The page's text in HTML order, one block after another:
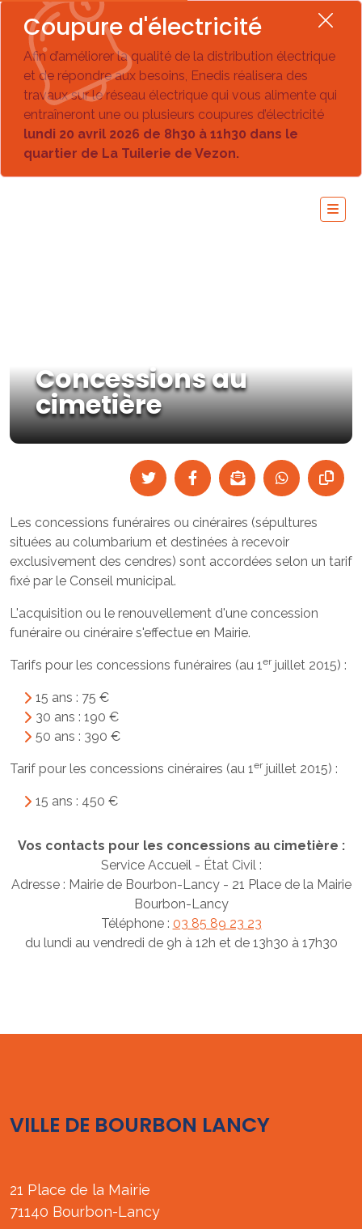
Coupure d'électricité
Afin d’améliorer la qualité de la distribution électrique
et de répondre aux besoins, Enedis réalisera des
travaux sur le réseau électrique qui vous alimente qui
entraîneront une ou plusieurs coupures d’électricité
lundi 20 avril 2026 de 8h30 à 11h30 dans le
quartier de La Tuilerie de Vezon.
Concessions au
cimetière
Les concessions funéraires ou cinéraires (sépultures
situées au columbarium et destinées à recevoir
exclusivement des cendres) sont accordées selon un tarif
fixé par le Conseil municipal.
L'acquisition ou le renouvellement d'une concession
funéraire ou cinéraire s'effectue en Mairie.
Tarifs pour les concessions funéraires (au 1 erjuillet 2015) :
15 ans : 75 €
30 ans : 190 €
50 ans : 390 €
Tarif pour les concessions cinéraires (au 1 erjuillet 2015) :
15 ans : 450 €
Vos contacts pour les concessions au cimetière :
Service Accueil - État Civil :
Adresse : Mairie de Bourbon-Lancy - 21 Place de la Mairie
Bourbon-Lancy
Téléphone : 03 85 89 23 23
du lundi au vendredi de 9h à 12h et de 13h30 à 17h30
VILLE DE BOURBON LANCY
21 Place de la Mairie
71140 Bourbon-Lancy